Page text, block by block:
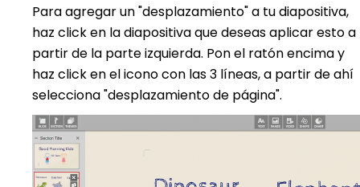
Para agregar un "desplazamiento" a tu diapositiva,
haz click en la diapositiva que deseas aplicar esto a
partir de la parte izquierda. Pon el ratón encima y
haz click en el icono con las 3 líneas, a partir de ahí
selecciona "desplazamiento de página".